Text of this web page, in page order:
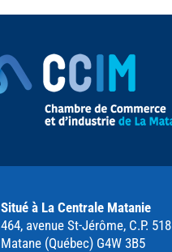
Situé à La Centrale Matanie
464, avenue St-Jérôme, C.P. 518
Matane (Québec) G4W 3B5